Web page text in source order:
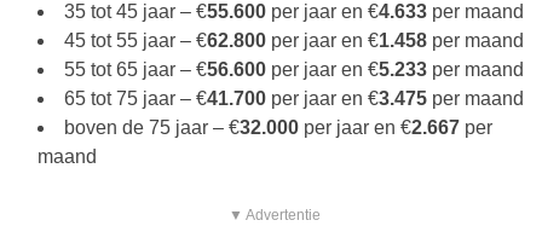
35 tot 45 jaar – €55.600 per jaar en €4.633 per maand
45 tot 55 jaar – €62.800 per jaar en €1.458 per maand
55 tot 65 jaar – €56.600 per jaar en €5.233 per maand
65 tot 75 jaar – €41.700 per jaar en €3.475 per maand
boven de 75 jaar – €32.000 per jaar en €2.667 per
maand
▼ Advertentie